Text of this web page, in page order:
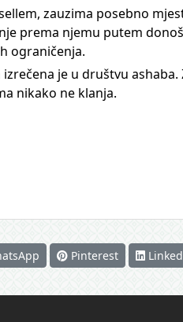
zauzima posebno
prema njemu putem
ograničenja.
je u društvu
nikako ne klanja.
Pinterest